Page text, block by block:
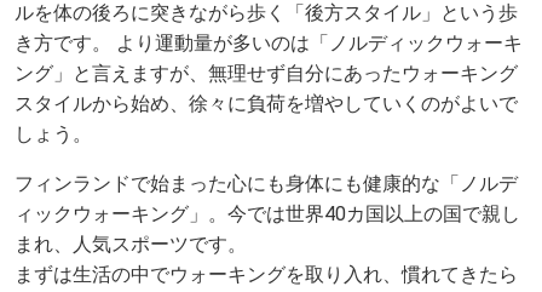
ルを体の後ろに突きながら歩く「後方スタイル」という歩
き方です。 より運動量が多いのは「ノルディックウォーキ
ング」と言えますが、無理せず自分にあったウォーキング
スタイルから始め、徐々に負荷を増やしていくのがよいで
しょう。
フィンランドで始まった心にも身体にも健康的な「ノルデ
ィックウォーキング」。今では世界40カ国以上の国で親し
まれ、人気スポーツです。
まずは生活の中でウォーキングを取り入れ、慣れてきたら